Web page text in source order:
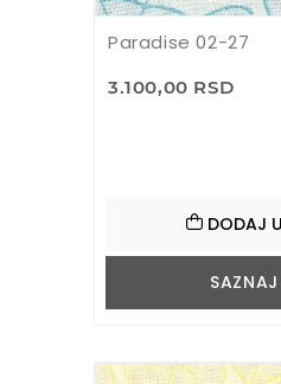
Paradise 02-27
3.100,00 RSD
DODAJ